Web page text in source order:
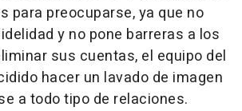
para preocuparse, ya que no
y no pone barreras a los
sus cuentas, el equipo del
hacer un lavado de imagen
a todo tipo de relaciones.